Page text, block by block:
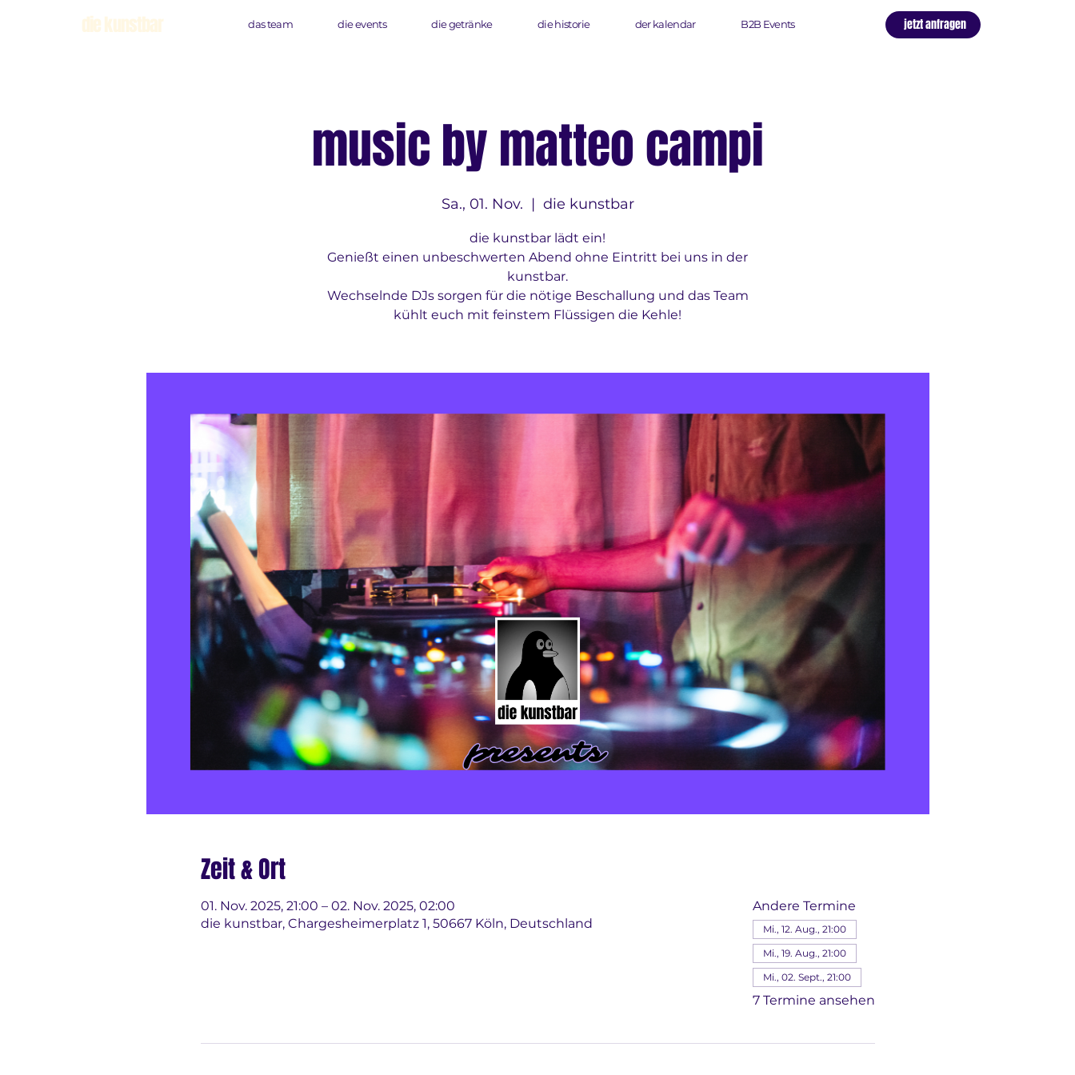
die kunstbar das team die events die getränke die historie der kalendar B2B Events jetzt anfragen
music by matteo campi
Sa., 01. Nov.
  |
die kunstbar
die kunstbar lädt ein!
Genießt einen unbeschwerten Abend ohne Eintritt bei uns in der
kunstbar.
Wechselnde DJs sorgen für die nötige Beschallung und das Team
kühlt euch mit feinstem Flüssigen die Kehle!
Zeit & Ort
01. Nov. 2025, 21:00 – 02. Nov. 2025, 02:00
die kunstbar, Chargesheimerplatz 1, 50667 Köln, Deutschland
Andere Termine
Mi., 12. Aug., 21:00
Mi., 19. Aug., 21:00
Mi., 02. Sept., 21:00
7 Termine ansehen